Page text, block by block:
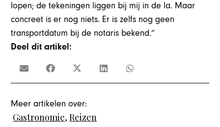
lopen; de tekeningen liggen bij mij in de la. Maar
concreet is er nog niets. Er is zelfs nog geen
transportdatum bij de notaris bekend.”
Deel dit artikel:
Meer artikelen over:
Gastronomie,Reizen